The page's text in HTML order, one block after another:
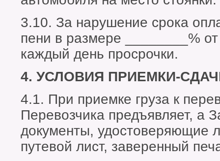
3.10. За нарушение срока
пени в размере ________%
каждый день просрочки.
4. УСЛОВИЯ ПРИЕМКИ-
4.1. При приемке груза к
Перевозчика предъявляет, а
документы, удостоверяющие
путевой лист, заверенный